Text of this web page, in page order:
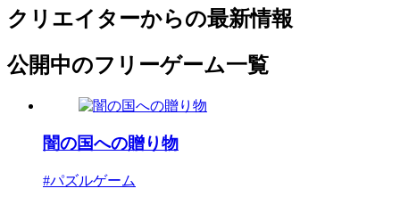
クリエイターからの最新情報
公開中のフリーゲーム一覧
闇の国への贈り物
#パズルゲーム